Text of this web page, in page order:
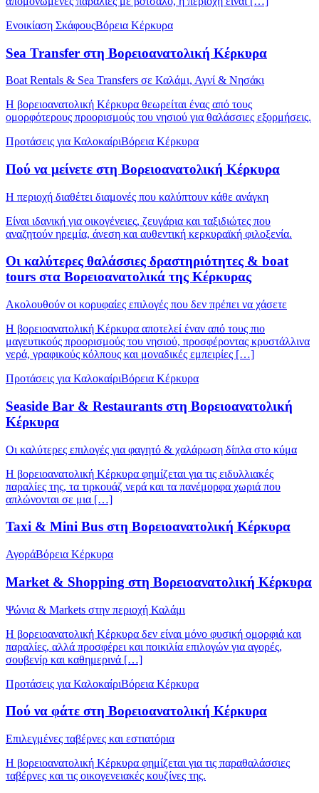
Ενοικίαση ΣκάφουςΒόρεια Κέρκυρα
Sea Transfer στη Βορειοανατολική Κέρκυρα
Boat Rentals & Sea Transfers σε Καλάμι, Αγνί & Νησάκι
Η βορειοανατολική Κέρκυρα θεωρείται ένας από τους
ομορφότερους προορισμούς του νησιού για θαλάσσιες εξορμήσεις.
Προτάσεις για ΚαλοκαίριΒόρεια Κέρκυρα
Πού να μείνετε στη Βορειοανατολική Κέρκυρα
Η περιοχή διαθέτει διαμονές που καλύπτουν κάθε ανάγκη
Είναι ιδανική για οικογένειες, ζευγάρια και ταξιδιώτες που
αναζητούν ηρεμία, άνεση και αυθεντική κερκυραϊκή φιλοξενία.
Οι καλύτερες θαλάσσιες δραστηριότητες & boat
tours στα Βορειοανατολικά της Κέρκυρας
Ακολουθούν οι κορυφαίες επιλογές που δεν πρέπει να χάσετε
Η βορειοανατολική Κέρκυρα αποτελεί έναν από τους πιο
μαγευτικούς προορισμούς του νησιού, προσφέροντας κρυστάλλινα
νερά, γραφικούς κόλπους και μοναδικές εμπειρίες […]
Προτάσεις για ΚαλοκαίριΒόρεια Κέρκυρα
Seaside Bar & Restaurants στη Βορειοανατολική
Κέρκυρα
Οι καλύτερες επιλογές για φαγητό & χαλάρωση δίπλα στο κύμα
Η βορειοανατολική Κέρκυρα φημίζεται για τις ειδυλλιακές
παραλίες της, τα τιρκουάζ νερά και τα πανέμορφα χωριά που
απλώνονται σε μια […]
Taxi & Mini Bus στη Βορειοανατολική Κέρκυρα
ΑγοράΒόρεια Κέρκυρα
Market & Shopping στη Βορειοανατολική Κέρκυρα
Ψώνια & Markets στην περιοχή Καλάμι
Η βορειοανατολική Κέρκυρα δεν είναι μόνο φυσική ομορφιά και
παραλίες, αλλά προσφέρει και ποικιλία επιλογών για αγορές,
σουβενίρ και καθημερινά […]
Προτάσεις για ΚαλοκαίριΒόρεια Κέρκυρα
Πού να φάτε στη Βορειοανατολική Κέρκυρα
Επιλεγμένες ταβέρνες και εστιατόρια
Η βορειοανατολική Κέρκυρα φημίζεται για τις παραθαλάσσιες
ταβέρνες και τις οικογενειακές κουζίνες της.